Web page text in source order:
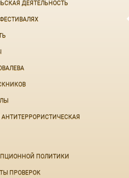
ДЕЯТЕЛЬНОСТЬ
ПОЛИТИКИ
ПРОВЕРОК